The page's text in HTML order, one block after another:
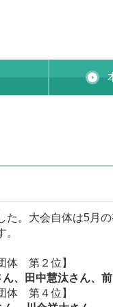
た。大会自体は5月
体 第２位】
、田中慧汰さん、
体 第４位】